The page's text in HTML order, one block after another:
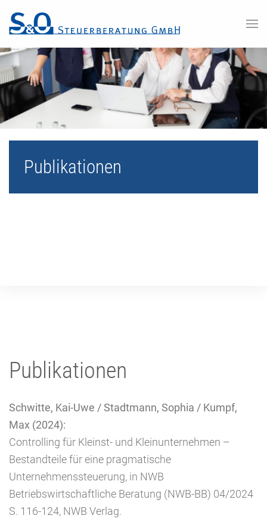
Skip to main content
Publikationen
Publikationen
Schwitte, Kai-Uwe / Stadtmann, Sophia / Kumpf,
Max (2024):
Controlling für Kleinst- und Kleinunternehmen –
Bestandteile für eine pragmatische
Unternehmenssteuerung, in NWB
Betriebswirtschaftliche Beratung (NWB-BB) 04/2024
S. 116-124, NWB Verlag.